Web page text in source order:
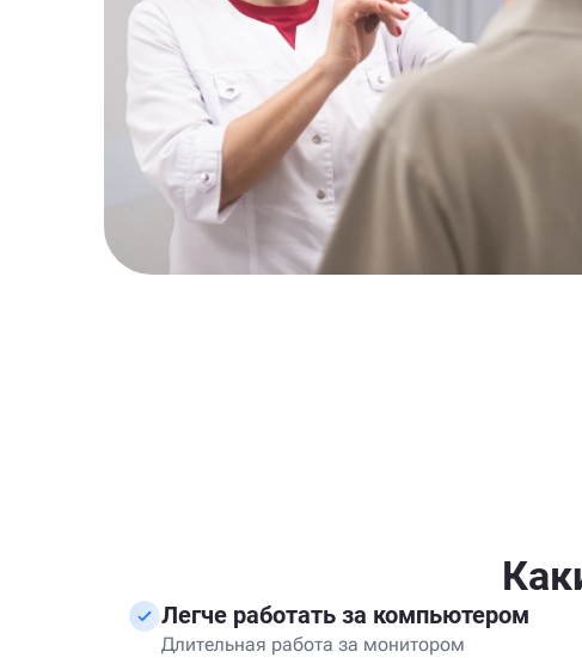
Легче работать за компьютером
Длительная работа за монитором